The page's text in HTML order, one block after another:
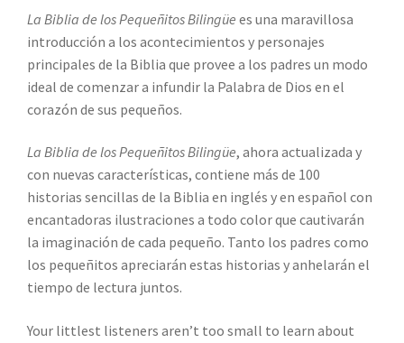
La Biblia de los Pequeñitos Bilingüe es una maravillosa
introducción a los acontecimientos y personajes
principales de la Biblia que provee a los padres un modo
ideal de comenzar a infundir la Palabra de Dios en el
corazón de sus pequeños.
La Biblia de los Pequeñitos Bilingüe, ahora actualizada y
con nuevas características, contiene más de 100
historias sencillas de la Biblia en inglés y en español con
encantadoras ilustraciones a todo color que cautivarán
la imaginación de cada pequeño. Tanto los padres como
los pequeñitos apreciarán estas historias y anhelarán el
tiempo de lectura juntos.
Your littlest listeners aren’t too small to learn about